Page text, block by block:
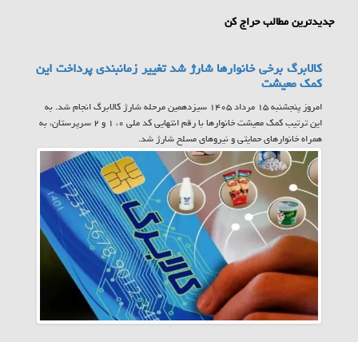
جدیدترین مطالب حراج کن
کالابرگ برخی خانوارها شارژ شد تغییر زمانبندی پرداخت این
کمک معیشت
امروز پنجشنبه ۱۵ مرداد ۱۴۰۵ سیزدهمین مرحله شارژ کالابرگ انجام شد. به
این ترتیب کمک معیشت خانوارها با رقم انتهایی کد ملی ۰، ۱ و ۲ سرپرستان، به
همراه خانوارهای حمایتی و نیروهای مسلح شارژ شد.